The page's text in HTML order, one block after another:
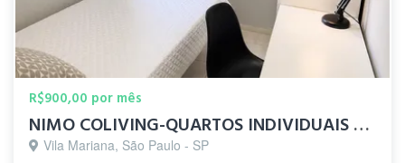
R$900,00 por mês
NIMO COLIVING-QUARTOS INDIVIDUAIS 10 MIN DO METRÔ SANTA CRUZ
Vila Mariana, São Paulo - SP